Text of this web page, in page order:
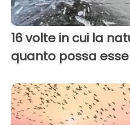
16 volte in cui la
quanto possa